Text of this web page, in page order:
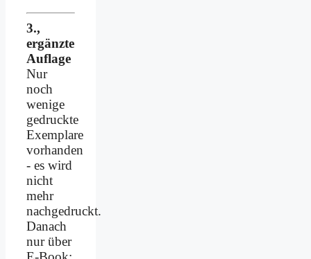
3.,
ergänzte
Auflage
Nur
noch
wenige
gedruckte
Exemplare
vorhanden
- es wird
nicht
mehr
nachgedruckt.
Danach
nur über